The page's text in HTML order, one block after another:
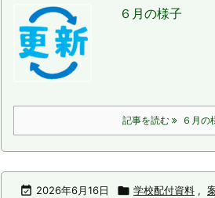
６月の様子
記事を読む ６月の
 2026年6月16日  学校配付資料 ,